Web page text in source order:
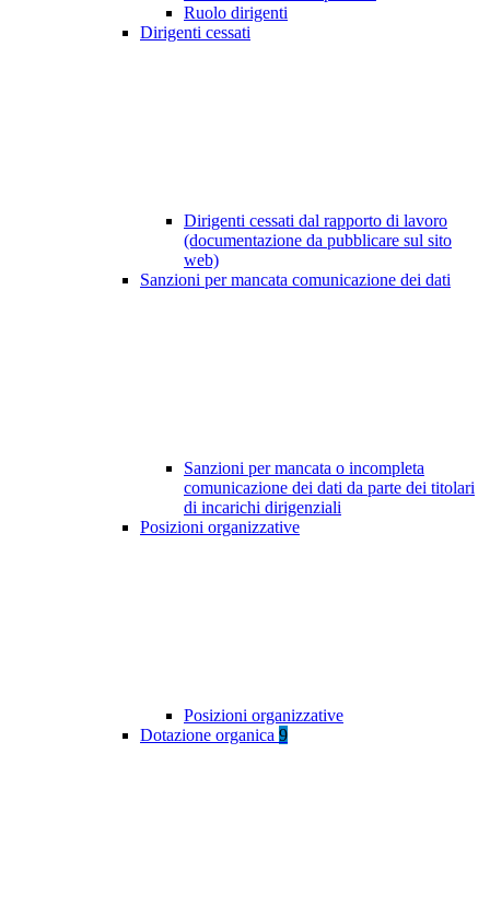
Ruolo dirigenti
Dirigenti cessati
Dirigenti cessati dal rapporto di lavoro
(documentazione da pubblicare sul sito
web)
Sanzioni per mancata comunicazione dei dati
Sanzioni per mancata o incompleta
comunicazione dei dati da parte dei titolari
di incarichi dirigenziali
Posizioni organizzative
Posizioni organizzative
Dotazione organica 9